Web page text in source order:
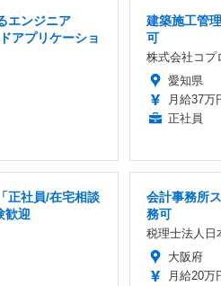
エンジニア
アプリケーショ
建築施工管
可
株式会社コプ
愛知県
月給37万
正社員
正社員/在宅相談
歓迎
会計事務所
務可
税理士法人日
大阪府
月給20万